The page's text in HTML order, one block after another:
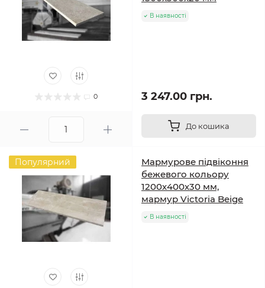
0
В наявності
3 247.00 грн.
До кошика
Популярний
Мармурове підвіконня
бежевого кольору
1200х400х30 мм,
мармур Victoria Beige
В наявності